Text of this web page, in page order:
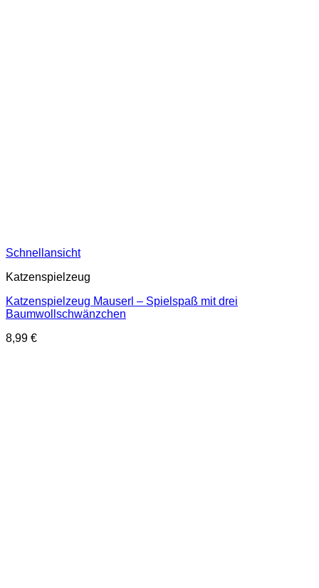
Schnellansicht
Katzenspielzeug
Katzenspielzeug Mauserl – Spielspaß mit drei
Baumwollschwänzchen
8,99 €